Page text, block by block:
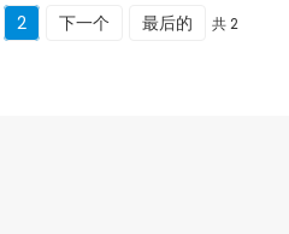
2 下一个 最后的 共 2